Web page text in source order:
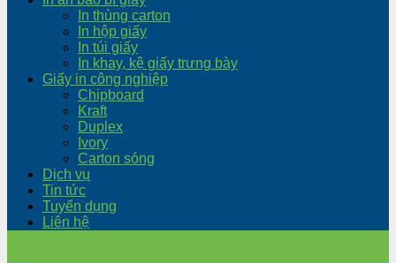
In thùng carton
In hộp giấy
In túi giấy
In khay, kệ giấy trưng bày
Giấy in công nghiệp
Chipboard
Kraft
Duplex
Ivory
Carton sóng
Dịch vụ
Tin tức
Tuyển dụng
Liên hệ